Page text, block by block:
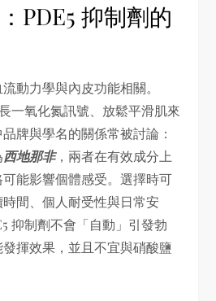
PDE5 抑制劑的
動力學與內皮功能相關。
一氧化氮訊號、放鬆平滑肌來
牌與學名的關係常被討論：
西地那非，兩者在有效成分上
能影響個體感受。選擇時可
間、個人耐受性與日常安
抑制劑不會「自動」引發勃
揮效果，並且不宜與硝酸鹽